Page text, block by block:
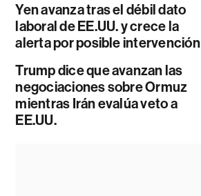
Yen avanza tras el débil dato
laboral de EE.UU. y crece la
alerta por posible intervención
Trump dice que avanzan las
negociaciones sobre Ormuz
mientras Irán evalúa veto a
EE.UU.